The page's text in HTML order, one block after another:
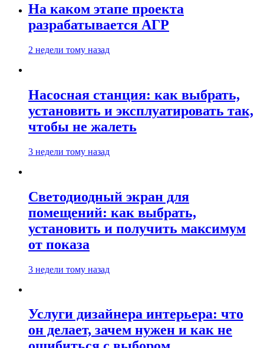
На каком этапе проекта
разрабатывается АГР
2 недели тому назад
Насосная станция: как выбрать,
установить и эксплуатировать так,
чтобы не жалеть
3 недели тому назад
Светодиодный экран для
помещений: как выбрать,
установить и получить максимум
от показа
3 недели тому назад
Услуги дизайнера интерьера: что
он делает, зачем нужен и как не